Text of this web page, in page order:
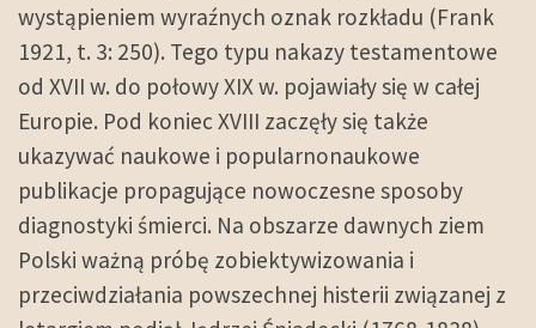
wystąpieniem wyraźnych oznak rozkładu (Frank
1921, t. 3: 250). Tego typu nakazy testamentowe
od XVII w. do połowy XIX w. pojawiały się w całej
Europie. Pod koniec XVIII zaczęły się także
ukazywać naukowe i popularnonaukowe
publikacje propagujące nowoczesne sposoby
diagnostyki śmierci. Na obszarze dawnych ziem
Polski ważną próbę zobiektywizowania i
przeciwdziałania powszechnej histerii związanej z